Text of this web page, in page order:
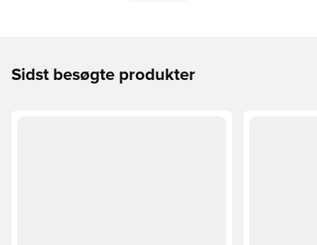
Sidst besøgte produkter